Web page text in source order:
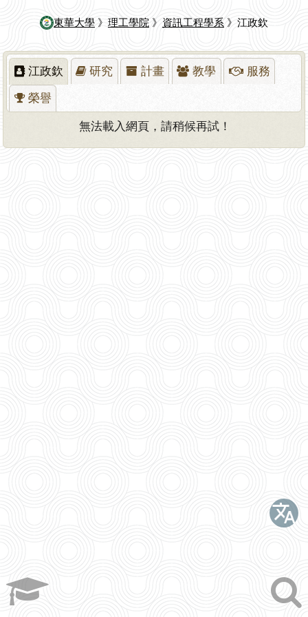
東華大學 》 理工學院 》 資訊工程學系 》江政欽
江政欽 研究 計畫 教學 服務
榮譽
無法載入網頁，請稍候再試！